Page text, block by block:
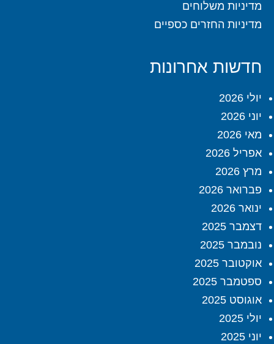
מדיניות משלוחים
מדיניות החזרים כספיים
חדשות אחרונות
יולי 2026
יוני 2026
מאי 2026
אפריל 2026
מרץ 2026
פברואר 2026
ינואר 2026
דצמבר 2025
נובמבר 2025
אוקטובר 2025
ספטמבר 2025
אוגוסט 2025
יולי 2025
יוני 2025